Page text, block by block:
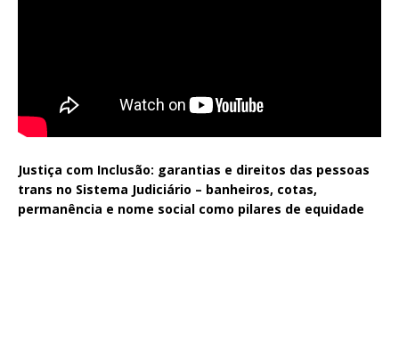
Justiça com Inclusão: garantias e direitos das pessoas
trans no Sistema Judiciário – banheiros, cotas,
permanência e nome social como pilares de equidade